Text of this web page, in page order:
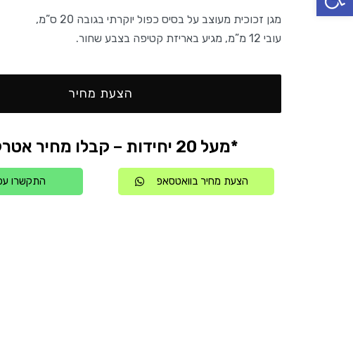
מגן זכוכית מעוצב על בסיס כפול יוקרתי בגובה 20 ס”מ,
עובי 12 מ”מ, מגיע באריזת קטיפה בצבע שחור.
הצעת מחיר
*מעל 20 יחידות – קבלו מחיר אטרקטיבי
הצעת מחיר בוואטסאפ התקשרו